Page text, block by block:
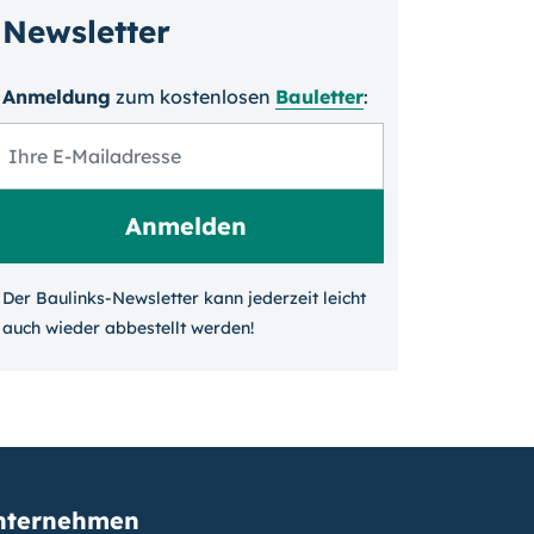
Newsletter
Anmeldung zum kosten­losen Bauletter:
Der Baulinks-Newsletter kann jeder­zeit leicht
auch wieder ab­bestellt werden!